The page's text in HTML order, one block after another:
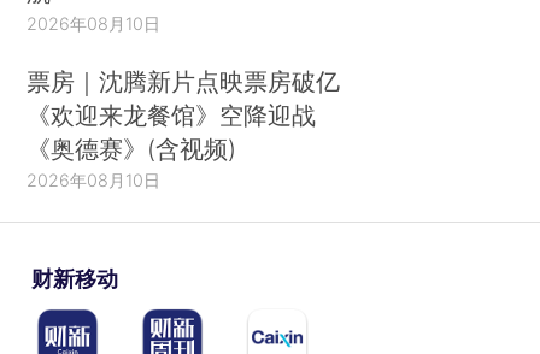
2026年08月10日
票房｜沈腾新片点映票房破亿
《欢迎来龙餐馆》空降迎战
《奥德赛》(含视频)
2026年08月10日
财新移动